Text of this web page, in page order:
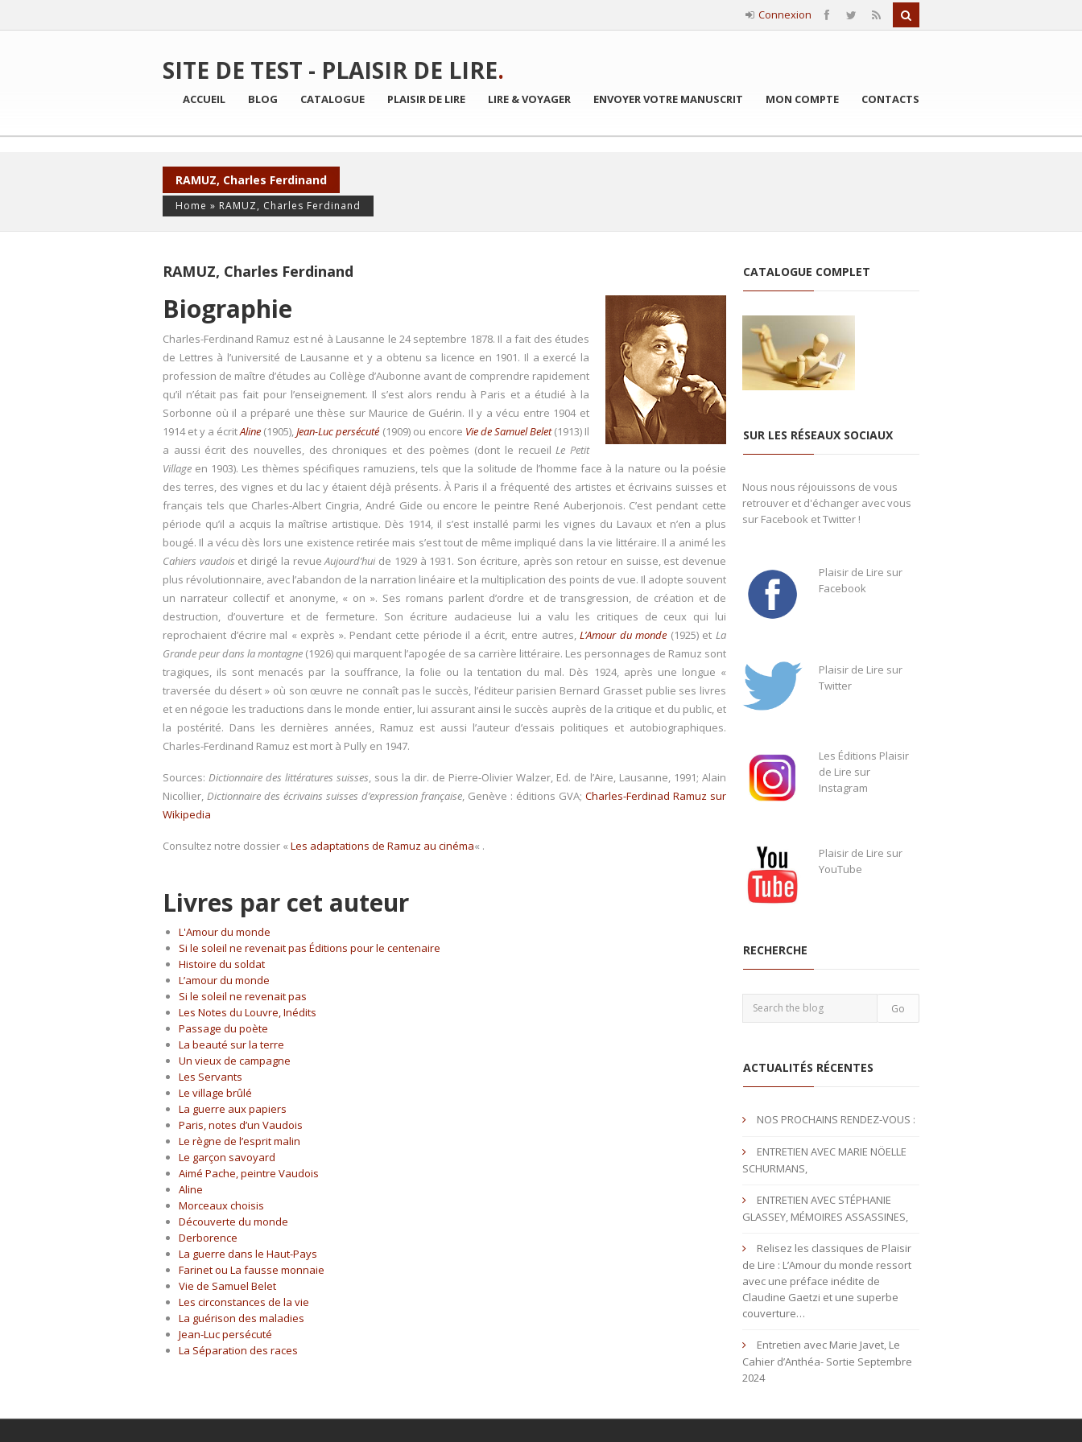
Connexion
SITE DE TEST - PLAISIR DE LIRE.
ACCUEIL BLOG CATALOGUE PLAISIR DE LIRE LIRE & VOYAGER ENVOYER VOTRE MANUSCRIT MON COMPTE CONTACTS
RAMUZ, Charles Ferdinand
Home » RAMUZ, Charles Ferdinand
RAMUZ, Charles Ferdinand
Biographie
Charles-Ferdinand Ramuz est né à Lausanne le 24 septembre 1878. Il a fait des études
de Lettres à l’université de Lausanne et y a obtenu sa licence en 1901. Il a exercé la
profession de maître d’études au Collège d’Aubonne avant de comprendre rapidement
qu’il n’était pas fait pour l’enseignement. Il s’est alors rendu à Paris et a étudié à la
Sorbonne où il a préparé une thèse sur Maurice de Guérin. Il y a vécu entre 1904 et
1914 et y a écritAline (1905),Jean-Luc persécuté (1909) ou encore Vie de Samuel Belet (1913) Il
a aussi écrit des nouvelles, des chroniques et des poèmes (dont le recueilLe Petit
Village en 1903). Les thèmes spécifiques ramuziens, tels que la solitude de l’homme face à la nature ou la poésie
des terres, des vignes et du lac y étaient déjà présents. À Paris il a fréquenté des artistes et écrivains suisses et
français tels que Charles-Albert Cingria, André Gide ou encore le peintre René Auberjonois. C’est pendant cette
période qu’il a acquis la maîtrise artistique. Dès 1914, il s’est installé parmi les vignes du Lavaux et n’en a plus
bougé. Il a vécu dès lors une existence retirée mais s’est tout de même impliqué dans la vie littéraire. Il a animé les
Cahiers vaudois et dirigé la revueAujourd’huide 1929 à 1931. Son écriture, après son retour en suisse, est devenue
plus révolutionnaire, avec l’abandon de la narration linéaire et la multiplication des points de vue. Il adopte souvent
un narrateur collectif et anonyme, « on ». Ses romans parlent d’ordre et de transgression, de création et de
destruction, d’ouverture et de fermeture. Son écriture audacieuse lui a valu les critiques de ceux qui lui
reprochaient d’écrire mal « exprès ». Pendant cette période il a écrit, entre autres,L’Amour du monde (1925) etLa
Grande peur dans la montagne (1926) qui marquent l’apogée de sa carrière littéraire. Les personnages de Ramuz sont
tragiques, ils sont menacés par la souffrance, la folie ou la tentation du mal. Dès 1924, après une longue «
traversée du désert » où son œuvre ne connaît pas le succès, l’éditeur parisien Bernard Grasset publie ses livres
et en négocie les traductions dans le monde entier, lui assurant ainsi le succès auprès de la critique et du public, et
la postérité. Dans les dernières années, Ramuz est aussi l’auteur d’essais politiques et autobiographiques.
Charles-Ferdinand Ramuz est mort à Pully en 1947.
Sources: Dictionnaire des littératures suisses, sous la dir. de Pierre-Olivier Walzer, Ed. de l’Aire, Lausanne, 1991; Alain
Nicollier, Dictionnaire des écrivains suisses d’expression française, Genève : éditions GVA; Charles-Ferdinad Ramuz sur
Wikipedia
Consultez notre dossier « Les adaptations de Ramuz au cinéma« .
Livres par cet auteur
L'Amour du monde
Si le soleil ne revenait pas Éditions pour le centenaire
Histoire du soldat
L’amour du monde
Si le soleil ne revenait pas
Les Notes du Louvre, Inédits
Passage du poète
La beauté sur la terre
Un vieux de campagne
Les Servants
Le village brûlé
La guerre aux papiers
Paris, notes d’un Vaudois
Le règne de l’esprit malin
Le garçon savoyard
Aimé Pache, peintre Vaudois
Aline
Morceaux choisis
Découverte du monde
Derborence
La guerre dans le Haut-Pays
Farinet ou La fausse monnaie
Vie de Samuel Belet
Les circonstances de la vie
La guérison des maladies
Jean-Luc persécuté
La Séparation des races
CATALOGUE COMPLET
SUR LES RÉSEAUX SOCIAUX
Nous nous réjouissons de vous
retrouver et d'échanger avec vous
sur Facebook et Twitter !
Plaisir de Lire sur
Facebook
Plaisir de Lire sur
Twitter
Les Éditions Plaisir
de Lire sur
Instagram
Plaisir de Lire sur
YouTube
RECHERCHE
ACTUALITÉS RÉCENTES
NOS PROCHAINS RENDEZ-VOUS :
ENTRETIEN AVEC MARIE NÖELLE
SCHURMANS,
ENTRETIEN AVEC STÉPHANIE
GLASSEY, MÉMOIRES ASSASSINES,
Relisez les classiques de Plaisir
de Lire : L’Amour du monde ressort
avec une préface inédite de
Claudine Gaetzi et une superbe
couverture…
Entretien avec Marie Javet, Le
Cahier d’Anthéa- Sortie Septembre
2024